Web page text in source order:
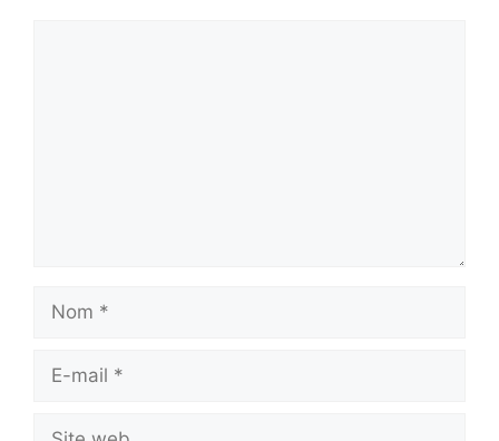
Nom
Site